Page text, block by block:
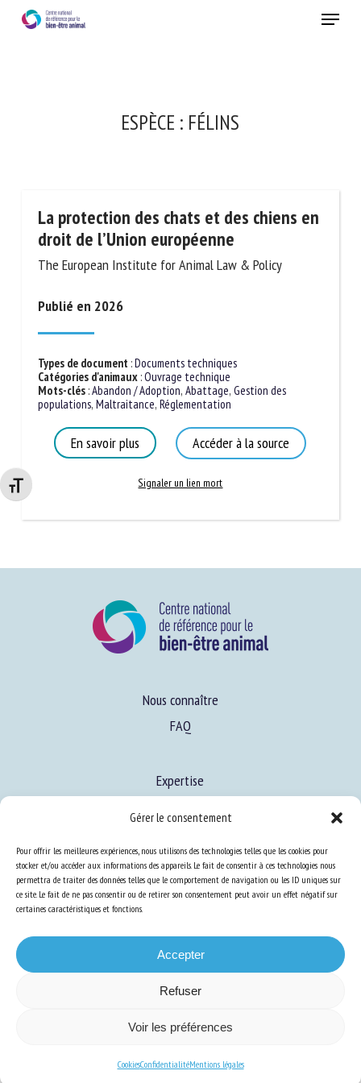
Gérer le consentement
Pour offrir les meilleures expériences, nous utilisons des technologies telles que les cookies pour
stocker et/ou accéder aux informations des appareils. Le fait de consentir à ces technologies nous
permettra de traiter des données telles que le comportement de navigation ou les ID uniques sur
ce site. Le fait de ne pas consentir ou de retirer son consentement peut avoir un effet négatif sur
certaines caractéristiques et fonctions.
Accepter
Refuser
Voir les préférences
CookiesConfidentialitéMentions légales
Changer la taille de la police
Menu
ESPÈCE : FÉLINS
La protection des chats et des chiens en
droit de l’Union européenne
The European Institute for Animal Law & Policy
Publié en 2026
Types de document :Documents techniques
Catégories d'animaux:Ouvrage technique
Mots-clés:Abandon / Adoption, Abattage, Gestion des
populations, Maltraitance, Réglementation
En savoir plus Accéder à la source
Signaler un lien mort
Nous connaître
FAQ
Expertise
Ressources
Mentions Légales- Confidentialité-